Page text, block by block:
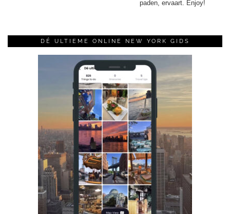
paden, ervaart. Enjoy!
DÉ ULTIEME ONLINE NEW YORK GIDS